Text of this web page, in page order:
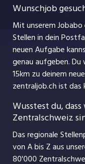
Freelance Jobs
Praktika
Lehrstellen
Ferienjobs
Führungspositionen
Jobline
Impressum
jobbasel.ch
jobbern.ch
jobmittelland.ch
schaffu.ch (VS)
ajourjob.ch
Wunschjob
Mit unserem
Stellen in dein
neuen Aufgabe
genau aufgeben.
15km zu deinem
zentraljob.ch ist das
Wusstest du,
Zentralschweiz
Das regionale
von A bis Z aus
80'000